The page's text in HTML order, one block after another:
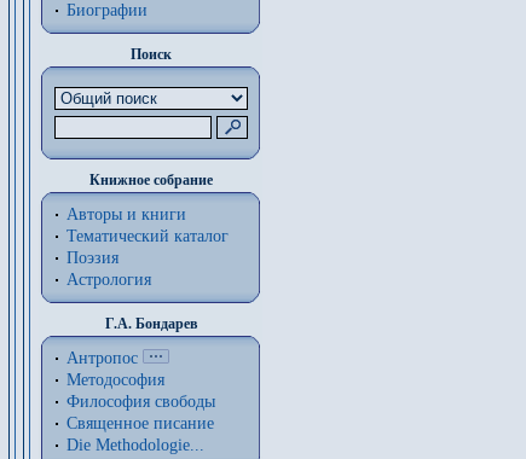
Биографии
Поиск
Книжное собрание
Авторы и книги
Тематический каталог
Поэзия
Астрология
Г.А. Бондарев
Антропос
Методософия
Философия cвободы
Священное писание
Die Methodologie...